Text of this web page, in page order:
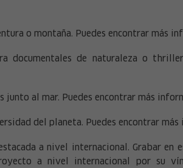
o montaña. Puedes encontrar más
documentales de naturaleza o
junto al mar. Puedes encontrar más
del planeta. Puedes encontrar más
a nivel internacional. Grabar
a nivel internacional por su